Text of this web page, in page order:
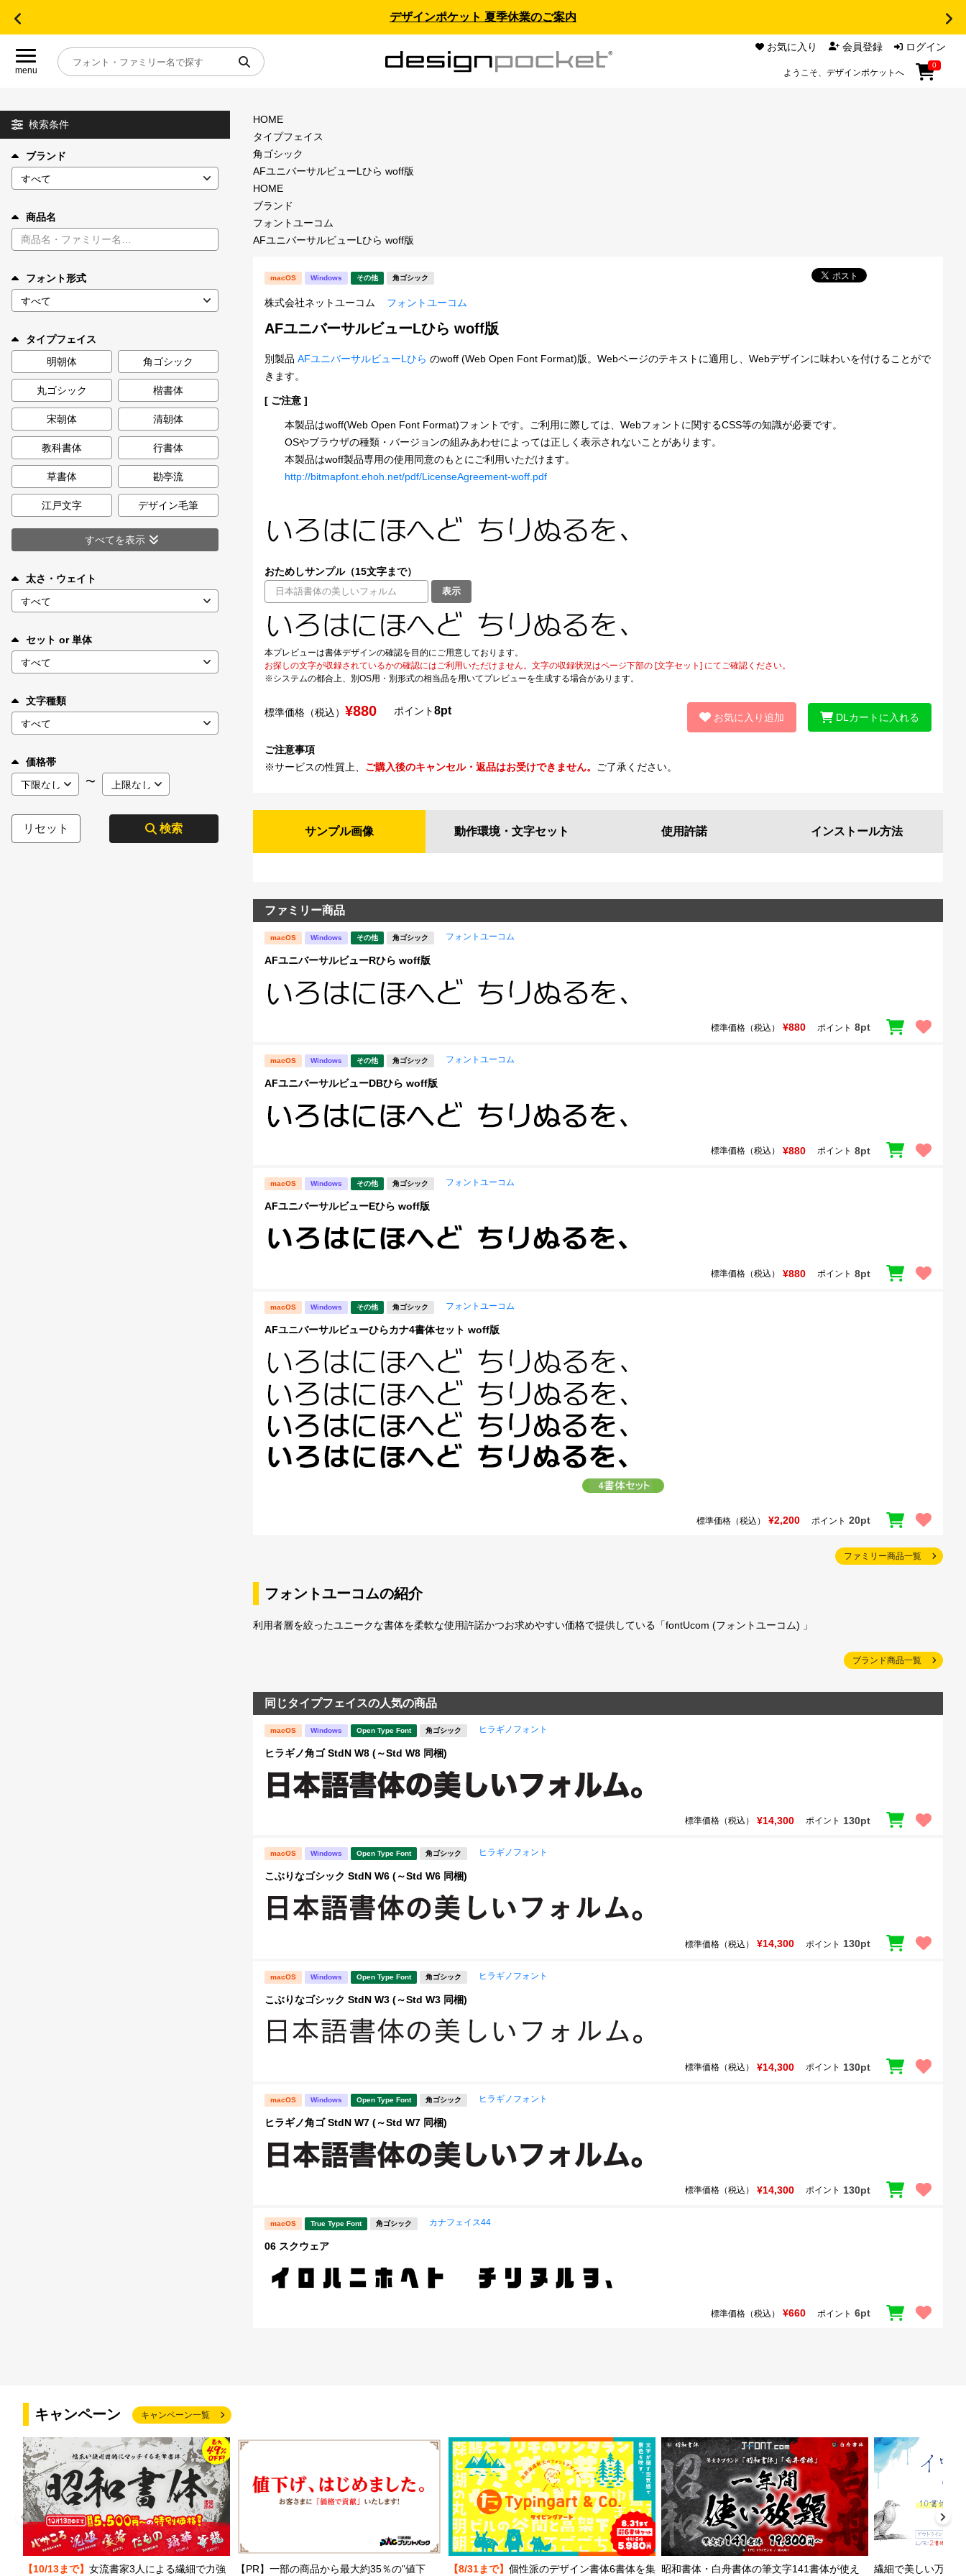
デザインポケット 夏季休業のご案内
menu
お気に入り 会員登録 ログイン
ようこそ、デザインポケットへ
0
目的別フォントガイド
特集
年間ライセンス商品
キャンペーン一覧
カート 0
マイページ
お気に入り
ご利用ガイド
お問い合わせ
検索条件
ブランド
商品名
フォント形式
タイプフェイス
明朝体
角ゴシック
丸ゴシック 楷書体
宋朝体 清朝体
教科書体 行書体
草書体 勘亭流
江戸文字 デザイン毛筆
すべてを表示
太さ・ウェイト
セット or 単体
文字種類
価格帯
〜
リセット 検索
HOME
タイプフェイス
角ゴシック
AFユニバーサルビューLひら woff版
HOME
ブランド
フォントユーコム
AFユニバーサルビューLひら woff版
macOS Windows その他 角ゴシック
株式会社ネットユーコム フォントユーコム
AFユニバーサルビューLひら woff版
別製品 AFユニバーサルビューLひら のwoff (Web Open Font Format)版。Webページのテキストに適用し、Webデザインに味わいを付けることがで
きます。
[ ご注意 ]
本製品はwoff(Web Open Font Format)フォントです。ご利用に際しては、Webフォントに関するCSS等の知識が必要です。
OSやブラウザの種類・バージョンの組みあわせによっては正しく表示されないことがあります。
本製品はwoff製品専用の使用同意のもとにご利用いただけます。
http://bitmapfont.ehoh.net/pdf/LicenseAgreement-woff.pdf
おためしサンプル（15文字まで）
表示
本プレビューは書体デザインの確認を目的にご用意しております。
お探しの文字が収録されているかの確認にはご利用いただけません。文字の収録状況はページ下部の [文字セット] にてご確認ください。
※システムの都合上、別OS用・別形式の相当品を用いてプレビューを生成する場合があります。
標準価格（税込） ¥880 ポイント8pt
お気に入り追加 DLカートに入れる
ご注意事項
※サービスの性質上、 ご購入後のキャンセル・返品はお受けできません。 ご了承ください。
サンプル画像 動作環境・ 文字セット 使用許諾 インストール方法
ファミリー商品
macOS Windows その他 角ゴシック フォントユーコム
AFユニバーサルビューRひら woff版
標準価格（税込） ¥880 ポイント 8pt
macOS Windows その他 角ゴシック フォントユーコム
AFユニバーサルビューDBひら woff版
標準価格（税込） ¥880 ポイント 8pt
macOS Windows その他 角ゴシック フォントユーコム
AFユニバーサルビューEひら woff版
標準価格（税込） ¥880 ポイント 8pt
macOS Windows その他 角ゴシック フォントユーコム
AFユニバーサルビューひらカナ4書体セット woff版
標準価格（税込） ¥2,200 ポイント 20pt
ファミリー商品一覧
フォントユーコムの紹介
利用者層を絞ったユニークな書体を柔軟な使用許諾かつお求めやすい価格で提供している「fontUcom (フォントユーコム) 」
ブランド商品一覧
同じタイプフェイスの人気の商品
macOS Windows Open Type Font 角ゴシック ヒラギノフォント
ヒラギノ角ゴ StdN W8 (～Std W8 同梱)
標準価格（税込） ¥14,300 ポイント 130pt
macOS Windows Open Type Font 角ゴシック ヒラギノフォント
こぶりなゴシック StdN W6 (～Std W6 同梱)
標準価格（税込） ¥14,300 ポイント 130pt
macOS Windows Open Type Font 角ゴシック ヒラギノフォント
こぶりなゴシック StdN W3 (～Std W3 同梱)
標準価格（税込） ¥14,300 ポイント 130pt
macOS Windows Open Type Font 角ゴシック ヒラギノフォント
ヒラギノ角ゴ StdN W7 (～Std W7 同梱)
標準価格（税込） ¥14,300 ポイント 130pt
macOS True Type Font 角ゴシック カナフェイス44
06 スクウェア
標準価格（税込） ¥660 ポイント 6pt
キャンペーン キャンペーン一覧
【10/13まで】 女流書家3人による繊細で力強 【PR】一部の商品から最大約35％の"値下 【8/31まで】 個性派のデザイン書体6書体を集 昭和書体・白舟書体の筆文字141書体が使え 繊細で美しい万年